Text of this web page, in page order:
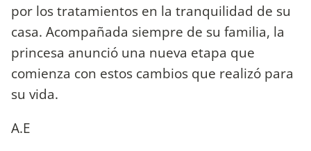
por los tratamientos en la tranquilidad de su
casa. Acompañada siempre de su familia, la
princesa anunció una nueva etapa que
comienza con estos cambios que realizó para
su vida.
A.E